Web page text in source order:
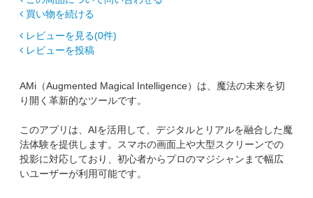
買い物を続ける
レビューを見る(0件)
レビューを投稿
AMi（Augmented Magical Intelligence）は、魔法の未来を切
り開く革新的なツールです。
このアプリは、AIを活用して、デジタルとリアルを融合した魔
法体験を提供します。スマホの画面上や大型スクリーンでの
投影に対応しており、初心者からプロのマジシャンまで幅広
いユーザーが利用可能です。